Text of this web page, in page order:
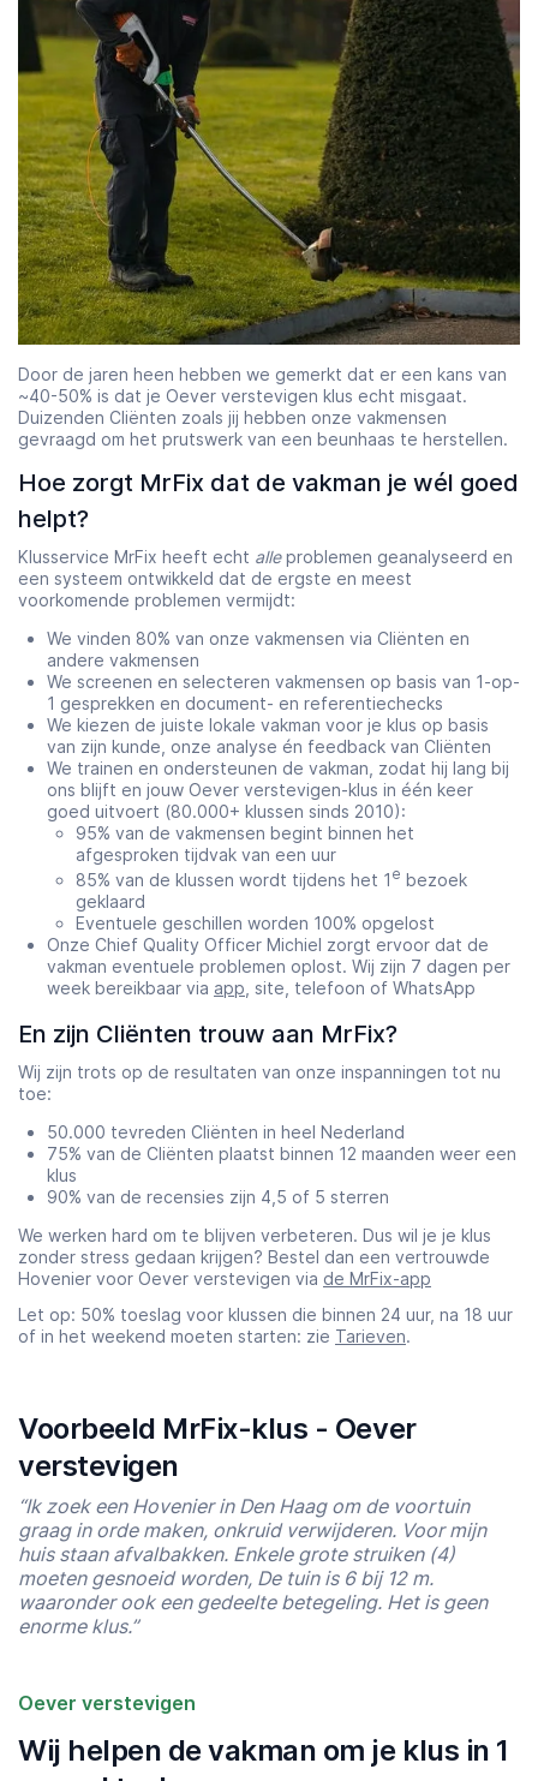
Door de jaren heen hebben we gemerkt dat er een kans van
~40-50% is dat je Oever verstevigen klus echt misgaat.
Duizenden Cliënten zoals jij hebben onze vakmensen
gevraagd om het prutswerk van een beunhaas te herstellen.
Hoe zorgt MrFix dat de vakman je wél goed
helpt?
Klusservice MrFix heeft echt alleproblemen geanalyseerd en
een systeem ontwikkeld dat de ergste en meest
voorkomende problemen vermijdt:
We vinden 80% van onze vakmensen via Cliënten en
andere vakmensen
We screenen en selecteren vakmensen op basis van 1-op-
1 gesprekken en document- en referentiechecks
We kiezen de juiste lokale vakman voor je klus op basis
van zijn kunde, onze analyse én feedback van Cliënten
We trainen en ondersteunen de vakman, zodat hij lang bij
ons blijft en jouw Oever verstevigen-klus in één keer
goed uitvoert (80.000+ klussen sinds 2010):
95% van de vakmensen begint binnen het
afgesproken tijdvak van een uur
85% van de klussen wordt tijdens het 1 e bezoek
geklaard
Eventuele geschillen worden 100% opgelost
Onze Chief Quality Officer Michiel zorgt ervoor dat de
vakman eventuele problemen oplost. Wij zijn 7 dagen per
week bereikbaar via app , site, telefoon of WhatsApp
En zijn Cliënten trouw aan MrFix?
Wij zijn trots op de resultaten van onze inspanningen tot nu
toe:
50.000 tevreden Cliënten in heel Nederland
75% van de Cliënten plaatst binnen 12 maanden weer een
klus
90% van de recensies zijn 4,5 of 5 sterren
We werken hard om te blijven verbeteren. Dus wil je je klus
zonder stress gedaan krijgen? Bestel dan een vertrouwde
Hovenier voor Oever verstevigen via de MrFix-app
Let op: 50% toeslag voor klussen die binnen 24 uur, na 18 uur
of in het weekend moeten starten: zie Tarieven.
Voorbeeld MrFix-klus - Oever
verstevigen
“Ik zoek een Hovenier in Den Haag om de voortuin
graag in orde maken, onkruid verwijderen. Voor mijn
huis staan afvalbakken. Enkele grote struiken (4)
moeten gesnoeid worden, De tuin is 6 bij 12 m.
waaronder ook een gedeelte betegeling. Het is geen
enorme klus.”
Oever verstevigen
Wij helpen de vakman om je klus in 1